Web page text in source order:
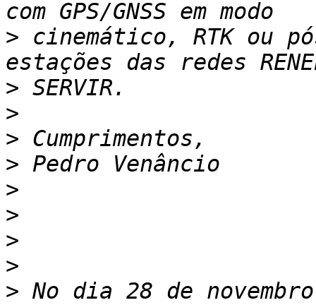
> cinemático, RTK ou
>
>
>
>
>
>
>
>
> No dia 28 de